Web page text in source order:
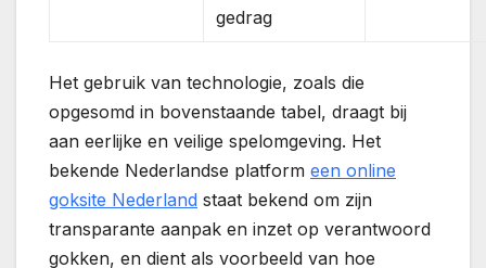
gedrag
Het gebruik van technologie, zoals die
opgesomd in bovenstaande tabel, draagt bij
aan eerlijke en veilige spelomgeving. Het
bekende Nederlandse platform een online
goksite Nederland staat bekend om zijn
transparante aanpak en inzet op verantwoord
gokken, en dient als voorbeeld van hoe